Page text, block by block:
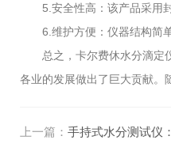
5.安全性高：该产品采用封
6.维护方便：仪器结构简单
总之，卡尔费休水分滴定仪
各业的发展做出了巨大贡献。
上一篇： 手持式水分测试仪